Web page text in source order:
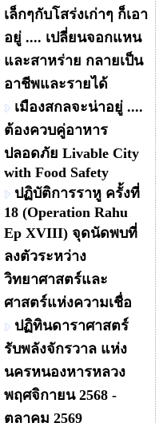
เล็กๆกับโสร่งเก่าๆ ก็เอา
อยู่ .... เปลี่ยนจอกแหน
และสาหร่าย กลายเป็น
อาชีพและรายได้
เมืองสกลจะน่าอยู่ ....
ต้องควบคู่อาหาร
ปลอดภัย Livable City
with Food Safety
ปฏิบัติการราหู ครั้งที่
18 (Operation Rahu
Ep XVIII) จุดนัดพบที่
ลงตัวระหว่าง
วิทยาศาสตร์และ
ศาสตร์แห่งความเชื่อ
ปฏิทินดาราศาสตร์
รับพลังจักรวาล แห่ง
นครหนองหารหลวง
พฤศจิกายน 2568 -
ตุลาคม 2569